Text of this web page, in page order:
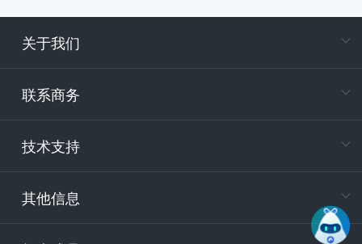
关于我们
联系商务
技术支持
其他信息
电
400-
技